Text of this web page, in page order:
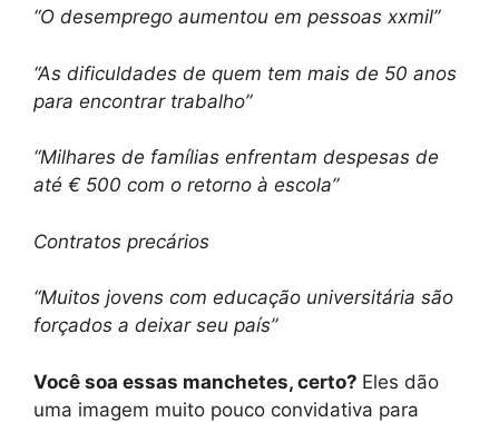
“O desemprego aumentou em pessoas xxmil”
“As dificuldades de quem tem mais de 50 anos
para encontrar trabalho”
“Milhares de famílias enfrentam despesas de
até € 500 com o retorno à escola”
Contratos precários
“Muitos jovens com educação universitária são
forçados a deixar seu país”
Você soa essas manchetes, certo? Eles dão
uma imagem muito pouco convidativa para